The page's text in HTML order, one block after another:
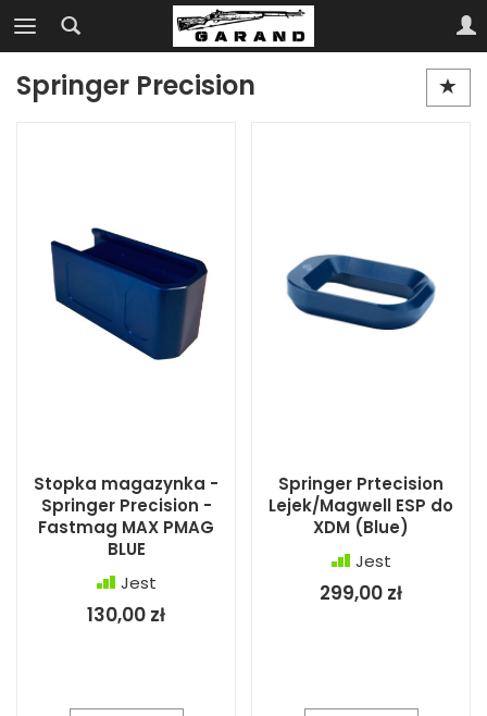
Springer Precision
Stopka magazynka -
Springer Precision -
Fastmag MAX PMAG
BLUE
Jest
130,00 zł
Springer Prtecision
Lejek/Magwell ESP do
XDM (Blue)
Jest
299,00 zł